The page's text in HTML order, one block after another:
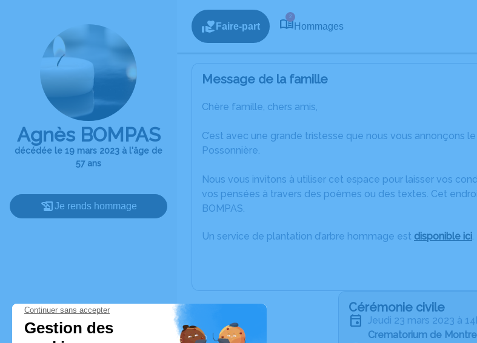
Agnès BOMPAS
décédée le 19 mars 2023 à l'âge de
57 ans
Je rends hommage
Faire-part
2
Hommages
Message de la famille
Chère famille, chers amis,
C’est avec une grande tristesse que nous vous annonçons
Possonnière.
Nous vous invitons à utiliser cet espace pour laisser vos
vos pensées à travers des poèmes ou des textes. Cet
BOMPAS.
Un service de plantation d’arbre hommage est disponible ici.
Cérémonie civile
jeudi 23 mars 2023 à
Crematorium de